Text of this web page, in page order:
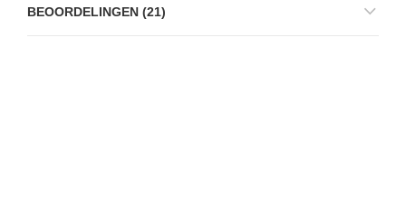
BEOORDELINGEN (21)